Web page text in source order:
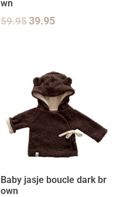
wn
59.9539.95
Baby jasje boucle dark br
own